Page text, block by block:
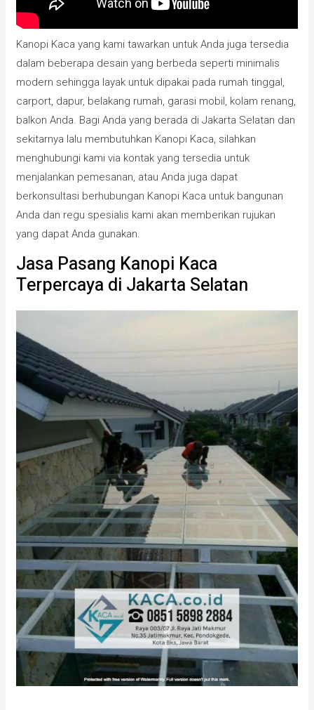
Kanopi Kaca yang kami tawarkan untuk Anda juga tersedia
dalam beberapa desain yang berbeda seperti minimalis
modern sehingga layak untuk dipakai pada rumah tinggal,
carport, dapur, belakang rumah, garasi mobil, kolam renang,
balkon Anda. Bagi Anda yang berada di Jakarta Selatan dan
sekitarnya lalu membutuhkan Kanopi Kaca, silahkan
menghubungi kami via kontak yang tersedia untuk
menjalankan pemesanan, atau Anda juga dapat
berkonsultasi berhubungan Kanopi Kaca untuk bangunan
Anda dan regu spesialis kami akan memberikan rujukan
yang dapat Anda gunakan.
Jasa Pasang Kanopi Kaca
Terpercaya di Jakarta Selatan